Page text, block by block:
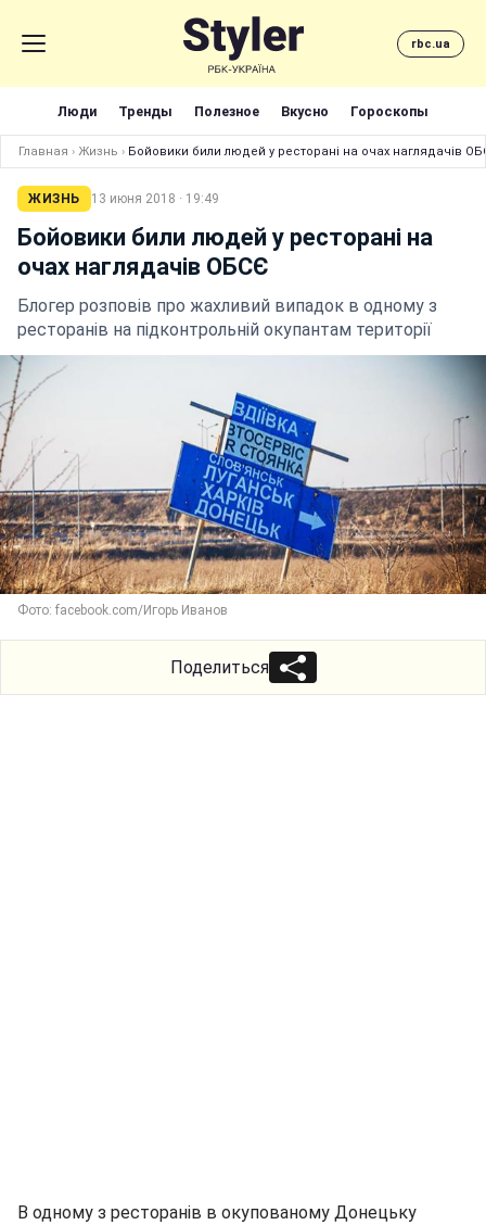
rbc.ua
Люди Тренды Полезное Вкусно Гороскопы
Главная › Жизнь › Бойовики били людей у ресторані на очах наглядачів
ЖИЗНЬ 13 июня 2018 · 19:49
Бойовики били людей у ресторані на
очах наглядачів ОБСЄ
Блогер розповів про жахливий випадок в одному з
ресторанів на підконтрольній окупантам території
Фото: facebook.com/Игорь Иванов
Поделиться
В одному з ресторанів в окупованому Донецьку